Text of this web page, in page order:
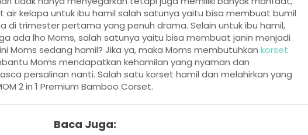
kelapa untuk ibu hamil salah satunya yaitu bisa membuat bumil
di trimester pertama yang penuh drama. Selain untuk ibu hamil,
ada lho Moms, salah satunya yaitu bisa membuat janin menjadi
Moms sedang hamil? Jika ya, maka Moms membutuhkan korset
Moms mendapatkan kehamilan yang nyaman dan
persalinan nanti. Salah satu korset hamil dan melahirkan yang
2 in 1 Premium Bamboo Corset.
Baca Juga: